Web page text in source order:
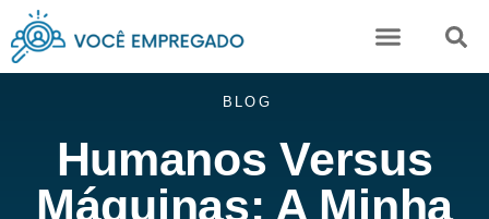
BLOG
Humanos Versus
Máquinas: A Minha